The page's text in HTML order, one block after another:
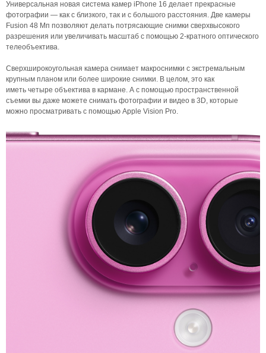
Универсальная новая система камер iPhone 16 делает прекрасные
фотографии — как с близкого, так и с большого расстояния. Две камеры
Fusion 48 Мп позволяют делать потрясающие снимки сверхвысокого
разрешения или увеличивать масштаб с помощью 2-кратного оптического
телеобъектива.
Сверхширокоугольная камера снимает макроснимки с экстремальным
крупным планом или более широкие снимки. В целом, это как
иметь четыре объектива в кармане. А с помощью пространственной
съемки вы даже можете снимать фотографии и видео в 3D, которые
можно просматривать с помощью Apple Vision Pro.